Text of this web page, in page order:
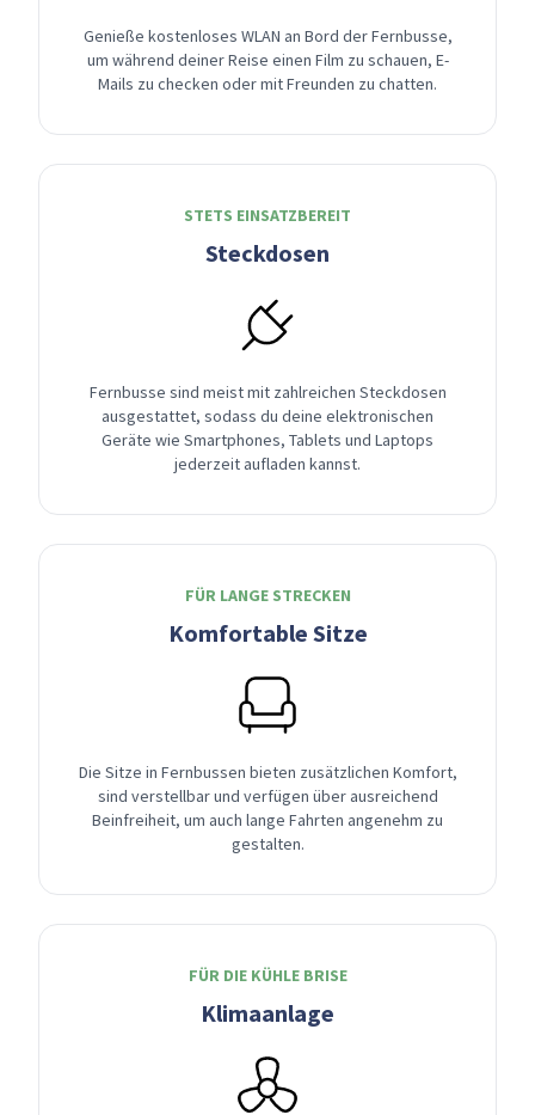
Genieße kostenloses WLAN an Bord der Fernbusse,
um während deiner Reise einen Film zu schauen, E-
Mails zu checken oder mit Freunden zu chatten.
STETS EINSATZBEREIT
Steckdosen
Fernbusse sind meist mit zahlreichen Steckdosen
ausgestattet, sodass du deine elektronischen
Geräte wie Smartphones, Tablets und Laptops
jederzeit aufladen kannst.
FÜR LANGE STRECKEN
Komfortable Sitze
Die Sitze in Fernbussen bieten zusätzlichen Komfort,
sind verstellbar und verfügen über ausreichend
Beinfreiheit, um auch lange Fahrten angenehm zu
gestalten.
FÜR DIE KÜHLE BRISE
Klimaanlage